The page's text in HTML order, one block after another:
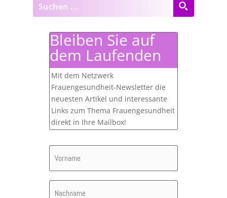
Bleiben Sie auf
dem Laufenden
Mit dem Netzwerk
Frauengesundheit-Newsletter die
neuesten Artikel und interessante
Links zum Thema Frauengesundheit
direkt in Ihre Mailbox!